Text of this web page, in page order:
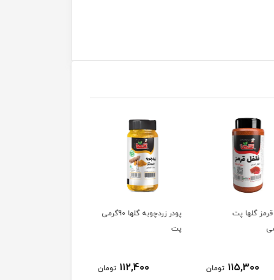
گلها پت
115,300 تومان
پودر زردچوبه گلها 90گرمی
پت
112,400 تومان